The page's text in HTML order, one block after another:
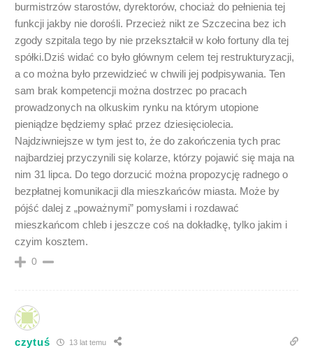
burmistrzów starostów, dyrektorów, chociaż do pełnienia tej
funkcji jakby nie dorośli. Przecież nikt ze Szczecina bez ich
zgody szpitala tego by nie przekształcił w koło fortuny dla tej
spółki.Dziś widać co było głównym celem tej restrukturyzacji,
a co można było przewidzieć w chwili jej podpisywania. Ten
sam brak kompetencji można dostrzec po pracach
prowadzonych na olkuskim rynku na którym utopione
pieniądze będziemy spłać przez dziesięciolecia.
Najdziwniejsze w tym jest to, że do zakończenia tych prac
najbardziej przyczynili się kolarze, którzy pojawić się maja na
nim 31 lipca. Do tego dorzucić można propozycję radnego o
bezpłatnej komunikacji dla mieszkańców miasta. Może by
pójść dalej z „poważnymi” pomysłami i rozdawać
mieszkańcom chleb i jeszcze coś na dokładkę, tylko jakim i
czyim kosztem.
0
czytuś 13 lat temu